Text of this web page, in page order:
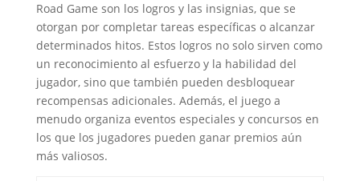
Road Game son los logros y las insignias, que se
otorgan por completar tareas específicas o alcanzar
determinados hitos. Estos logros no solo sirven como
un reconocimiento al esfuerzo y la habilidad del
jugador, sino que también pueden desbloquear
recompensas adicionales. Además, el juego a
menudo organiza eventos especiales y concursos en
los que los jugadores pueden ganar premios aún
más valiosos.